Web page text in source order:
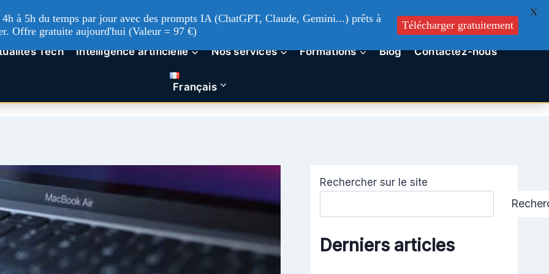
Tech Intelligence artificielle Nos services Formations Blog Contactez-nous
Français
Rechercher sur le site
Derniers articles
à 5h du temps par jour avec des prompts IA (ChatGPT, Claude, Gemini...) prêts à
Offre gratuite aujourd'hui (Valeur = 97 €)
Télécharger gratuitement
X